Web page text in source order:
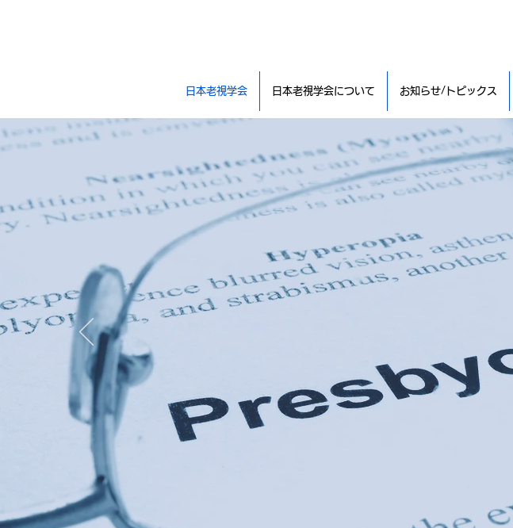
日本老視学会 日本老視学会について お知らせ/トピックス